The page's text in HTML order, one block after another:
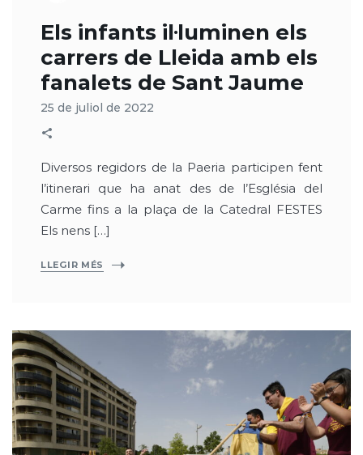
Els infants il·luminen els
carrers de Lleida amb els
fanalets de Sant Jaume
25 de juliol de 2022
Diversos regidors de la Paeria participen fent
l’itinerari que ha anat des de l’Església del
Carme fins a la plaça de la Catedral FESTES
Els nens […]
LLEGIR MÉS